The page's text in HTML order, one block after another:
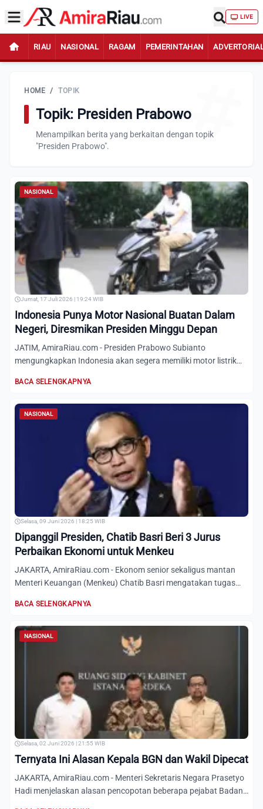
LIVE
RIAU NASIONAL RAGAM PEMERINTAHAN
HOME / TOPIK
Topik: Presiden Prabowo
Menampilkan berita yang berkaitan dengan topik
"Presiden Prabowo".
NASIONAL
Jumat, 17 Juli 2026 | 19:24 WIB
Indonesia Punya Motor Nasional Buatan Dalam
Negeri, Diresmikan Presiden Minggu Depan
JATIM, AmiraRiau.com - Presiden Prabowo Subianto
mengungkapkan Indonesia akan segera memiliki motor listrik
BACA SELENGKAPNYA
NASIONAL
Selasa, 09 Juni 2026 | 18:25 WIB
Dipanggil Presiden, Chatib Basri Beri 3 Jurus
Perbaikan Ekonomi untuk Menkeu
JAKARTA, AmiraRiau.com - Ekonom senior sekaligus mantan
Menteri Keuangan (Menkeu) Chatib Basri mengatakan tugas
BACA SELENGKAPNYA
NASIONAL
Selasa, 02 Juni 2026 | 21:55 WIB
Ternyata Ini Alasan Kepala BGN dan Wakil Dipecat
JAKARTA, AmiraRiau.com - Menteri Sekretaris Negara Prasetyo
Hadi menjelaskan alasan pencopotan beberapa pejabat Badan